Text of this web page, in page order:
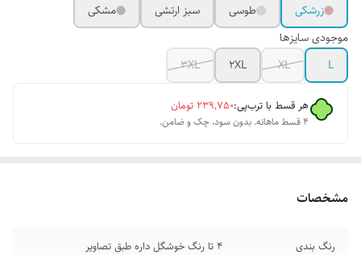
زرشکی
طوسی سبز ارتشی
مشکی
موجودی سایزها
L
XL
2XL
3XL
هر قسط با ترب‌پی:۲۳۹٬۷۵۰ تومان
۴ قسط ماهانه. بدون سود، چک و ضامن.
مشخصات
رنگ بندی 4 تا رنگ خوشگل داره طبق تصاویر